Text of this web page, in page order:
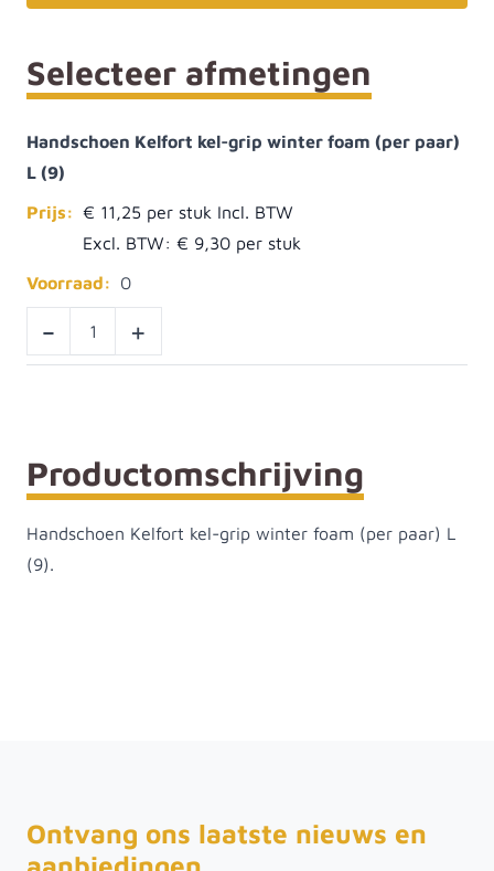
Selecteer afmetingen
Handschoen Kelfort kel-grip winter foam (per paar)
L (9)
Prijs: € 11,25
Excl. BTW: € 9,30
Voorraad:
0
- +
Productomschrijving
Handschoen Kelfort kel-grip winter foam (per paar) L
(9).
Ontvang ons laatste nieuws en